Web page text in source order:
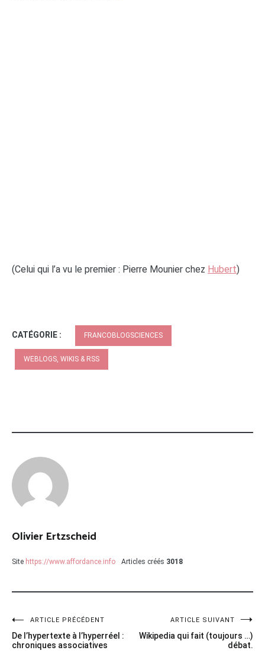
(Celui qui l’a vu le premier : Pierre Mounier chez Hubert)
CATÉGORIE : FRANCOBLOGSCIENCES
WEBLOGS, WIKIS & RSS
Olivier Ertzscheid
Site https://www.affordance.info Articles créés 3018
Navigation
de
ARTICLE PRÉCÉDENT
De l’hypertexte à l’hyperréel :
chroniques associatives
ARTICLE SUIVANT
Wikipedia qui fait (toujours …)
débat.